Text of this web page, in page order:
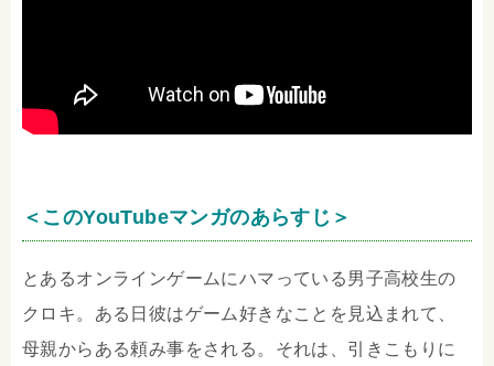
＜このYouTubeマンガのあらすじ＞
とあるオンラインゲームにハマっている男子高校生の
クロキ。ある日彼はゲーム好きなことを見込まれて、
母親からある頼み事をされる。それは、引きこもりに